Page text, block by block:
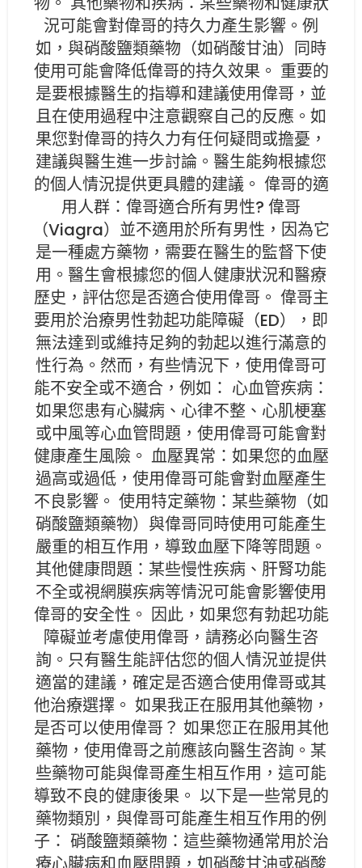
況可能會對偉哥的持久力產生影響。例
如，與硝酸鹽類藥物（如硝酸甘油）同時
使用可能會降低偉哥的持久效果。 重要的
是要根據醫生的指導和建議使用偉哥，並
且在使用過程中注意觀察自己的反應。如
果您對偉哥的持久力有任何疑問或擔憂，
建議與醫生進一步討論。醫生能夠根據您
的個人情況提供更具體的建議。 偉哥的適
用人群：偉哥適合所有男性? 偉哥
（Viagra）並不適用於所有男性，因為它
是一種處方藥物，需要在醫生的監督下使
用。醫生會根據您的個人健康狀況和醫療
歷史，評估您是否適合使用偉哥。 偉哥主
要用於治療男性勃起功能障礙（ED），即
無法達到或維持足夠的勃起以進行滿意的
性行為。然而，有些情況下，使用偉哥可
能不安全或不適合，例如： 心血管疾病：
如果您患有心臟病、心律不整、心肌梗塞
或中風等心血管問題，使用偉哥可能會對
健康產生風險。 血壓異常：如果您的血壓
過高或過低，使用偉哥可能會對血壓產生
不良影響。 使用特定藥物：某些藥物（如
硝酸鹽類藥物）與偉哥同時使用可能產生
嚴重的相互作用，導致血壓下降等問題。
其他健康問題：某些慢性疾病、肝腎功能
不全或視網膜疾病等情況可能會影響使用
偉哥的安全性。 因此，如果您有勃起功能
障礙並考慮使用偉哥，請務必向醫生咨
詢。只有醫生能評估您的個人情況並提供
適當的建議，確定是否適合使用偉哥或其
他治療選擇。 如果我正在服用其他藥物，
是否可以使用偉哥？ 如果您正在服用其他
藥物，使用偉哥之前應該向醫生咨詢。某
些藥物可能與偉哥產生相互作用，這可能
導致不良的健康後果。 以下是一些常見的
藥物類別，與偉哥可能產生相互作用的例
子： 硝酸鹽類藥物：這些藥物通常用於治